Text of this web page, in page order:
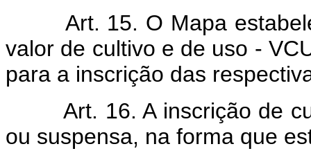
Art. 15. O Mapa
valor de cultivo e de uso -
para a inscrição das
Art. 16. A inscrição de
ou suspensa, na forma que